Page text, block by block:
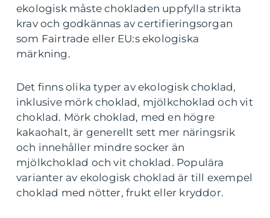
ekologisk måste chokladen uppfylla strikta
krav och godkännas av certifieringsorgan
som Fairtrade eller EU:s ekologiska
märkning.
Det finns olika typer av ekologisk choklad,
inklusive mörk choklad, mjölkchoklad och vit
choklad. Mörk choklad, med en högre
kakaohalt, är generellt sett mer näringsrik
och innehåller mindre socker än
mjölkchoklad och vit choklad. Populära
varianter av ekologisk choklad är till exempel
choklad med nötter, frukt eller kryddor.